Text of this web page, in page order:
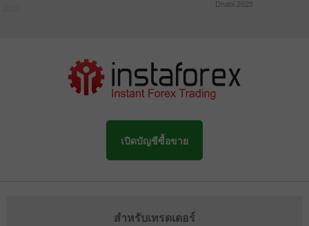
Dhabi 2025
เปิดบัญชีซื้อขาย
สำหรับเทรดเดอร์